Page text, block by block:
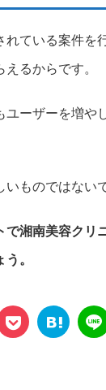
れている案件を
るからです。
ユーザーを増や
ものではない
で湘南美容ク
。